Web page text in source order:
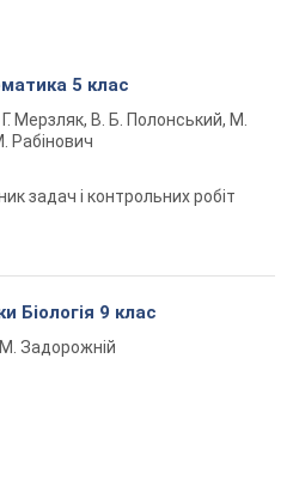
5 клас
Мерзляк, В. Б. Полонський, М.
Рабінович
задач і контрольних робіт
Біологія 9 клас
Задорожній